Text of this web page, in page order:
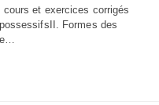
et exercices corrigés
Formes des